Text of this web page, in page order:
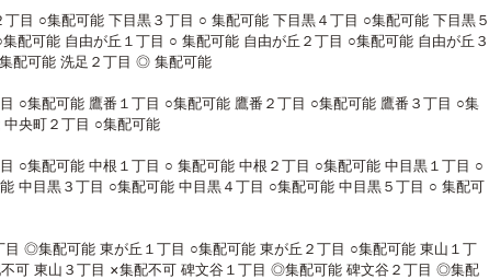
目 ○集配可能 下目黒３丁目 ○ 集配可能 下目黒４丁目 ○集配可能 下目黒５
配可能 自由が丘１丁目 ○ 集配可能 自由が丘２丁目 ○集配可能 自由が丘３
配可能 洗足２丁目 ◎ 集配可能
○集配可能 鷹番１丁目 ○集配可能 鷹番２丁目 ○集配可能 鷹番３丁目 ○集
央町２丁目 ○集配可能
○集配可能 中根１丁目 ○ 集配可能 中根２丁目 ○集配可能 中目黒１丁目 ○
中目黒３丁目 ○集配可能 中目黒４丁目 ○集配可能 中目黒５丁目 ○ 集配可
◎集配可能 東が丘１丁目 ○集配可能 東が丘２丁目 ○集配可能 東山１丁
可 東山３丁目 ×集配不可 碑文谷１丁目 ◎集配可能 碑文谷２丁目 ◎集配